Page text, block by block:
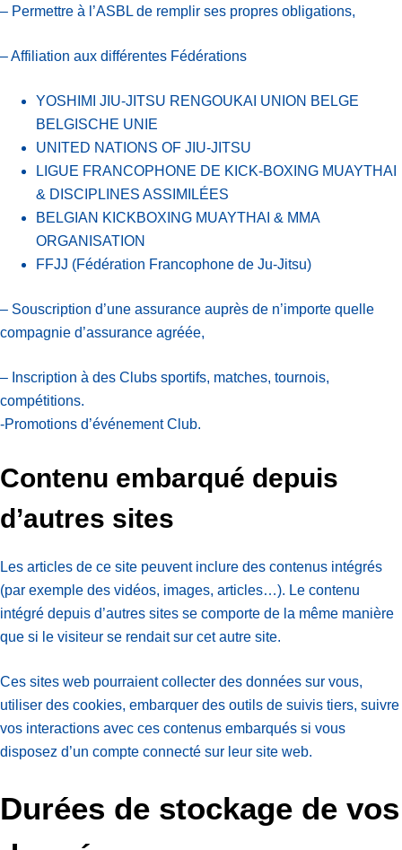
– Permettre à l’ASBL de remplir ses propres obligations,
– Affiliation aux différentes Fédérations
YOSHIMI JIU-JITSU RENGOUKAI UNION BELGE
BELGISCHE UNIE
UNITED NATIONS OF JIU-JITSU
LIGUE FRANCOPHONE DE KICK-BOXING MUAYTHAI
& DISCIPLINES ASSIMILÉES
BELGIAN KICKBOXING MUAYTHAI & MMA
ORGANISATION
FFJJ (Fédération Francophone de Ju-Jitsu)
– Souscription d’une assurance auprès de n’importe quelle
compagnie d’assurance agréée,
– Inscription à des Clubs sportifs, matches, tournois,
compétitions.
-Promotions d’événement Club.
Contenu embarqué depuis
d’autres sites
Les articles de ce site peuvent inclure des contenus intégrés
(par exemple des vidéos, images, articles…). Le contenu
intégré depuis d’autres sites se comporte de la même manière
que si le visiteur se rendait sur cet autre site.
Ces sites web pourraient collecter des données sur vous,
utiliser des cookies, embarquer des outils de suivis tiers, suivre
vos interactions avec ces contenus embarqués si vous
disposez d’un compte connecté sur leur site web.
Durées de stockage de vos